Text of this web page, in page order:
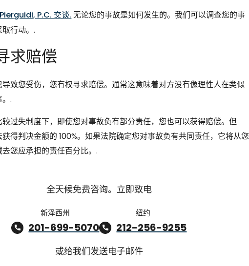
P.C. 交谈. 无论您的事故是如何发生的。我们可以调查您的事
行动。.
求赔偿
致您受伤，您有权寻求赔偿。通常这意味着对方没有像理性人在类似
.
过失制度下，即使您对事故负有部分责任，您也可以获得赔偿。但
得判决金额的 100%。如果法院确定您对事故负有共同责任，它将从您
您应承担的责任百分比。.
全天候免费咨询。立即致电
新泽西州
201-699-5070
纽约
212-256-9255
或给我们发送电子邮件